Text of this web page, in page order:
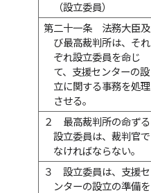
（設立委員）
第二十一条
法務大臣及
び最高裁判所は、それ
ぞれ設立委員を命じ
て、支援センターの設
立に関する事務を処理
させる。
２
最高裁判所の命ずる
設立委員は、裁判官で
なければならない。
３
設立委員は、支援セ
ンターの設立の準備を